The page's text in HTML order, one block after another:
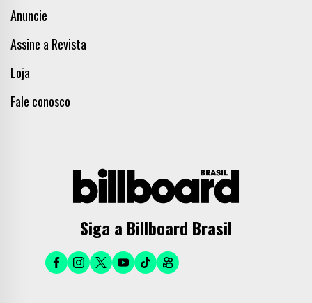
Anuncie
Assine a Revista
Loja
Fale conosco
Siga a Billboard Brasil